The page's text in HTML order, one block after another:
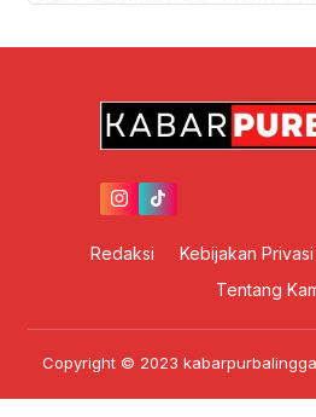
Redaksi Kebijakan Privasi
Tentang
Copyright © 2023